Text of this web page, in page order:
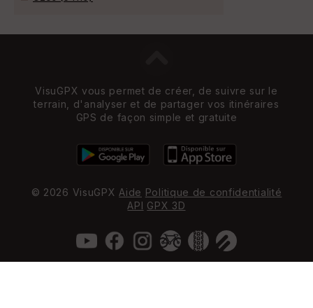
VisuGPX vous permet de créer, de suivre sur le
terrain, d'analyser et de partager vos itinéraires
GPS de façon simple et gratuite
© 2026 VisuGPX Aide Politique de confidentialité
API GPX 3D